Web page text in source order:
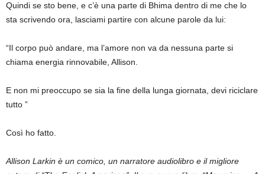
Quindi se sto bene, e c’è una parte di Bhima dentro di me che lo
sta scrivendo ora, lasciami partire con alcune parole da lui:
“Il corpo può andare, ma l’amore non va da nessuna parte si
chiama energia rinnovabile, Allison.
E non mi preoccupo se sia la fine della lunga giornata, devi riciclare
tutto ”
Così ho fatto.
Allison Larkin è un comico, un narratore audiolibro e il migliore